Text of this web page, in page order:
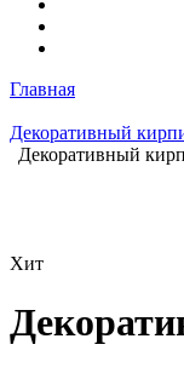
Главная
Декоративный
Декоративный
Хит